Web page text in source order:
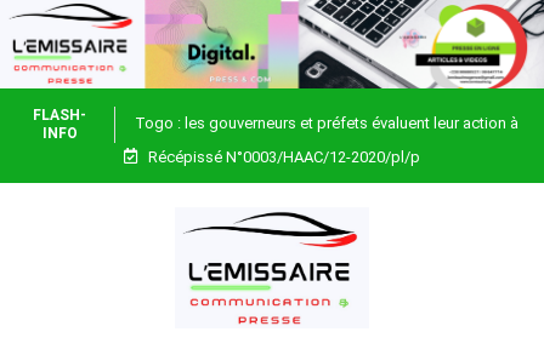
FLASH-
INFO
Togo : les gouverneurs et préfets évaluent leur action à
Blitta
Récépissé N°0003/HAAC/12-2020/pl/p